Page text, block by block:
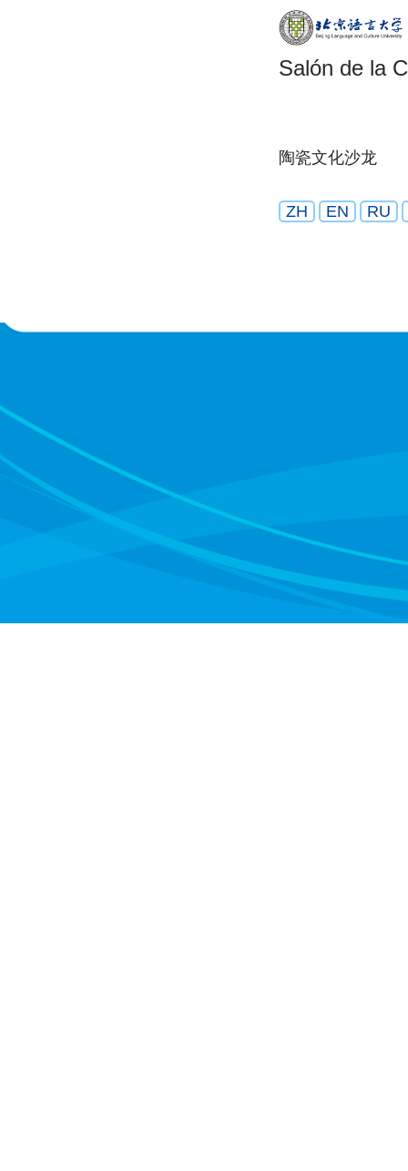
Salón de la
陶瓷文化沙龙
ZH EN RU